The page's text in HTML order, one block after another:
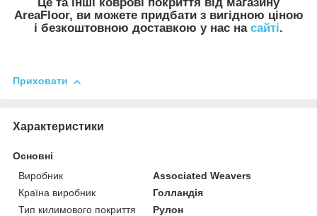
AreaFloor, ви можете придбати з вигідною ціною
і безкоштовною доставкою у нас на сайті.
Приховати
Характеристики
Основні
Виробник
Associated Weavers
Країна виробник
Голландія
Тип килимового покриття
Рулон